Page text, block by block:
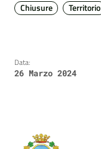
Chiusure
Territorio
Data:
26 Marzo 2024